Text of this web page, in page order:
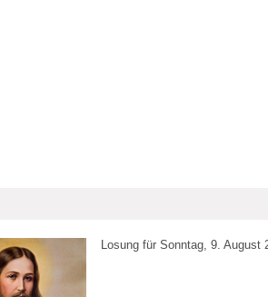
Losung für Sonntag, 9. August